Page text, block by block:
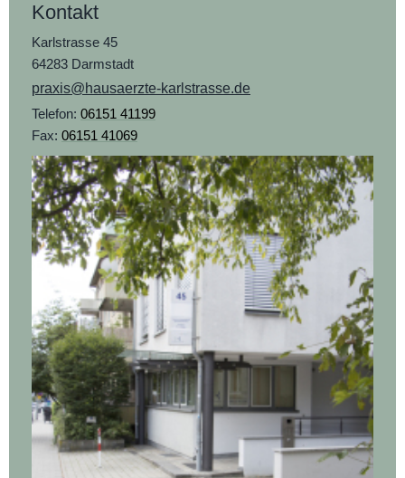
Kontakt
Karlstrasse 45
64283 Darmstadt
praxis@hausaerzte-karlstrasse.de
Telefon: 06151 41199
Fax: 06151 41069